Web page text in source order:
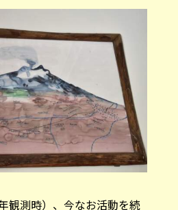
観測時）、今なお活動を続